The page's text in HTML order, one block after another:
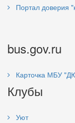
Портал доверия
bus.gov.ru
Карточка МБУ
Клубы
Уют